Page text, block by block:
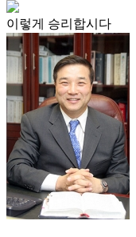
이렇게 승리합시다